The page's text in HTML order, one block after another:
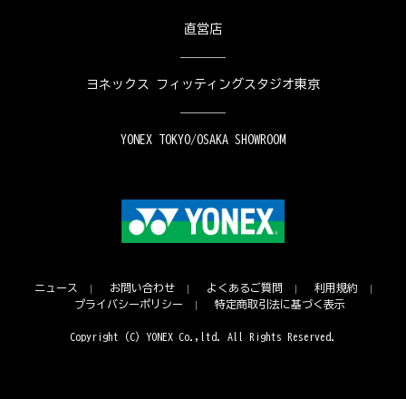
直営店
ヨネックス フィッティングスタジオ東京
YONEX TOKYO/OSAKA SHOWROOM
ニュース お問い合わせ よくあるご質問
利用規約
プライバシーポリシー
特定商取引法に基づく表示
Copyright (C) YONEX Co.,ltd. All Rights Reserved.